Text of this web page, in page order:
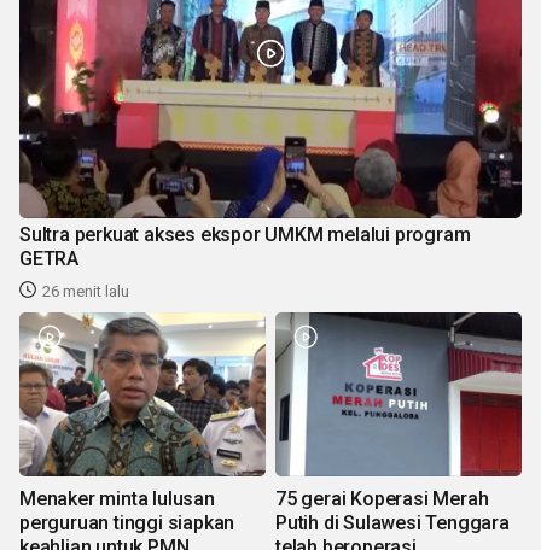
Sultra perkuat akses ekspor UMKM melalui program
GETRA
26 menit lalu
Menaker minta lulusan
perguruan tinggi siapkan
75 gerai Koperasi Merah
Putih di Sulawesi Tenggara